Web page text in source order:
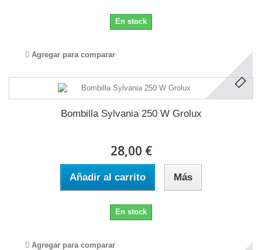
En stock
Agregar para comparar
Bombilla Sylvania 250 W Grolux
28,00 €
Añadir al carrito Más
En stock
Agregar para comparar